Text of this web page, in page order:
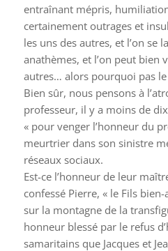
entraînant mépris,
certainement outrages et
les uns des autres, et l’on se
anathèmes, et l’on peut bien
autres… alors pourquoi pas le
Bien sûr, nous pensons à
professeur, il y a moins de
« pour venger l’honneur du
meurtrier dans son sinistre
réseaux sociaux.
Est-ce l’honneur de leur
confessé Pierre, « le Fils
sur la montagne de la
honneur blessé par le refus
samaritains que Jacques et